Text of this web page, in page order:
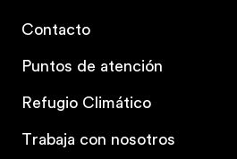
Contacto
Puntos de atención
Refugio Climático
Trabaja con nosotros